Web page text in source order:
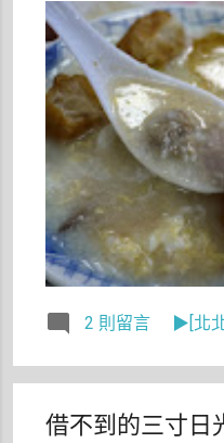
2 則留言 ▶[北
借不到的三寸日